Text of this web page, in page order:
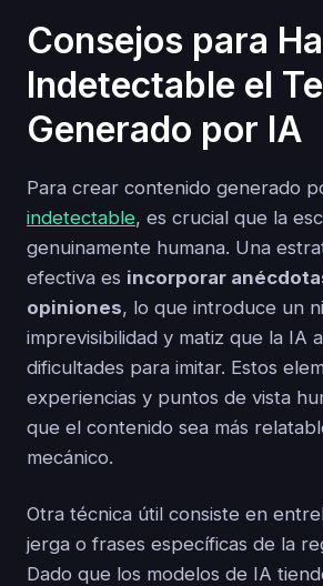
Consejos para
Indetectable el
Generado por IA
Para crear contenido generado
indetectable, es crucial que la
genuinamente humana. Una
efectiva es incorporar
opiniones, lo que introduce un
imprevisibilidad y matiz que la IA
dificultades para imitar. Estos
experiencias y puntos de vista
que el contenido sea más
mecánico.
Otra técnica útil consiste en
jerga o frases específicas de la
Dado que los modelos de IA